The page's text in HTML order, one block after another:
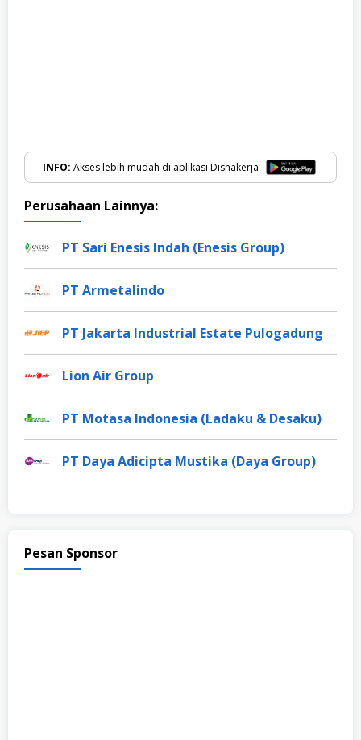
INFO: Akses lebih mudah di aplikasi Disnakerja
Perusahaan Lainnya:
PT Sari Enesis Indah (Enesis Group)
PT Armetalindo
PT Jakarta Industrial Estate Pulogadung
Lion Air Group
PT Motasa Indonesia (Ladaku & Desaku)
PT Daya Adicipta Mustika (Daya Group)
Pesan Sponsor